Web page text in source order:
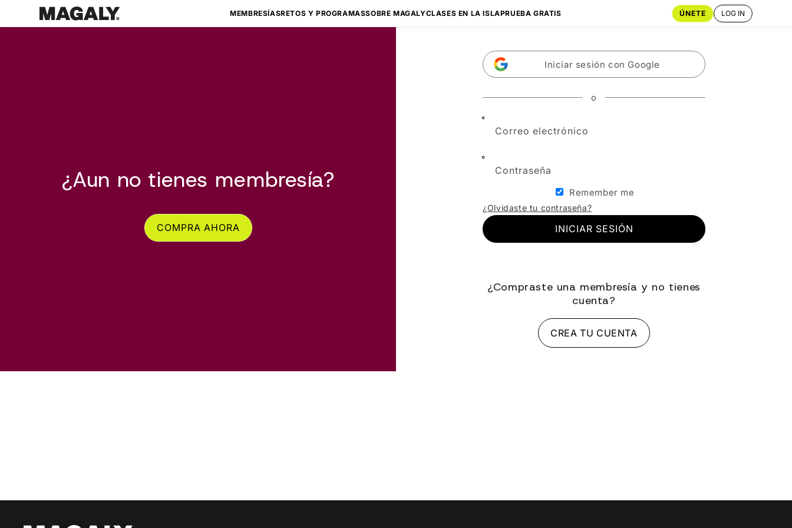
directamente
al contenido
MEMBRESÍASRETOS Y PROGRAMASSOBRE MAGALYCLASES EN LA ISLAPRUEBA GRATIS ÚNETE LOG IN
¿Aun no tienes membresía?
COMPRA AHORA
Iniciar sesión con Google
o
Correo electrónico
Contraseña
Remember me
¿Olvidaste tu contraseña?
INICIAR SESIÓN
¿Compraste una membresía y no tienes
cuenta?
CREA TU CUENTA